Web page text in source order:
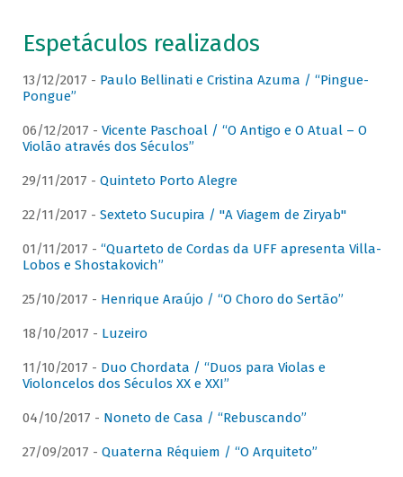
Espetáculos realizados
13/12/2017 - Paulo Bellinati e Cristina Azuma / “Pingue-
Pongue”
06/12/2017 - Vicente Paschoal / “O Antigo e O Atual – O
Violão através dos Séculos”
29/11/2017 - Quinteto Porto Alegre
22/11/2017 - Sexteto Sucupira / "A Viagem de Ziryab"
01/11/2017 - “Quarteto de Cordas da UFF apresenta Villa-
Lobos e Shostakovich”
25/10/2017 - Henrique Araújo / “O Choro do Sertão”
18/10/2017 - Luzeiro
11/10/2017 - Duo Chordata / “Duos para Violas e
Violoncelos dos Séculos XX e XXI”
04/10/2017 - Noneto de Casa / “Rebuscando”
27/09/2017 - Quaterna Réquiem / “O Arquiteto”